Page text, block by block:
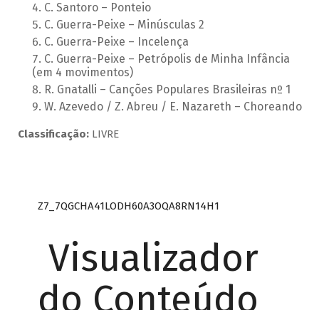
C. Santoro – Ponteio
C. Guerra-Peixe – Minúsculas 2
C. Guerra-Peixe – Incelença
C. Guerra-Peixe – Petrópolis de Minha Infância
(em 4 movimentos)
R. Gnatalli – Canções Populares Brasileiras nº 1
W. Azevedo / Z. Abreu / E. Nazareth – Choreando
Classificação:LIVRE
Z7_7QGCHA41LODH60A3OQA8RN14H1
Visualizador
do Conteúdo